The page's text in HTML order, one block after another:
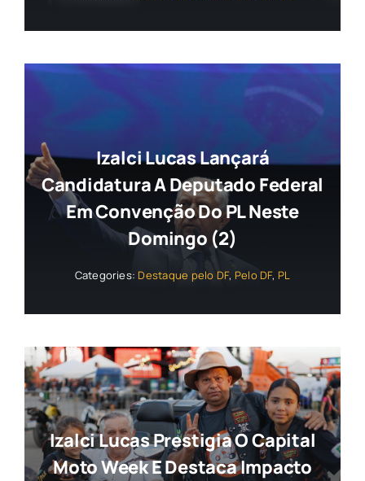
Izalci Lucas Lançará
Candidatura A Deputado Federal
Em Convenção Do PL Neste
Domingo (2)
Categories: Destaque pelo DF, Pelo DF, PL
Izalci Lucas Prestigia O Capital
Moto Week E Destaca Impacto